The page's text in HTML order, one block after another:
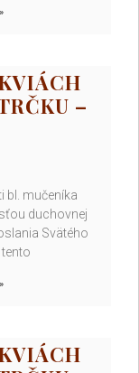
–
bl. mučeníka
duchovnej
Svätého